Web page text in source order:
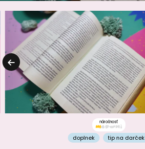
náročnosť
doplnek tip na darček